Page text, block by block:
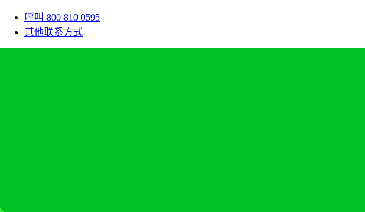
呼叫 800 810 0595
其他联系方式